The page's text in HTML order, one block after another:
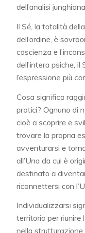
dell’analisi
Il Sé, la totalità
dell’ordine, è
coscienza e
dell’intera psiche,
l’espressione più
Cosa significa
pratici? Ognuno di
cioè a scoprire e
trovare la propria
avventurarsi e
all’Uno da cui è
destinato a
riconnettersi con
Individualizzarsi
territorio per
nella strutturazione